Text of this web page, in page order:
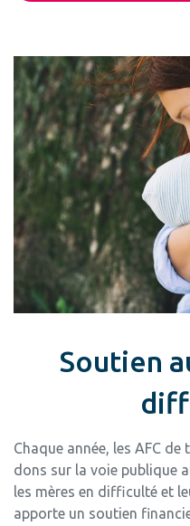
Soutien
Chaque année, les AFC
dons sur la voie publique
les mères en difficulté et
apporte un soutien